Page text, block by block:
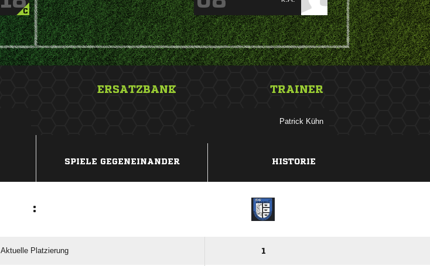
C
ERSATZBANK TRAINER
 
SPIELE GEGENEINANDER HISTORIE
:
Aktuelle Platzierung 1